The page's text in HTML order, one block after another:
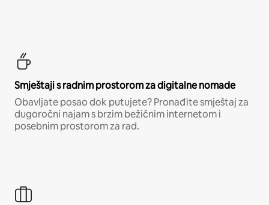
Smještaji s radnim prostorom za digitalne nomade
Obavljate posao dok putujete? Pronađite smještaj za
dugoročni najam s brzim bežičnim internetom i
posebnim prostorom za rad.